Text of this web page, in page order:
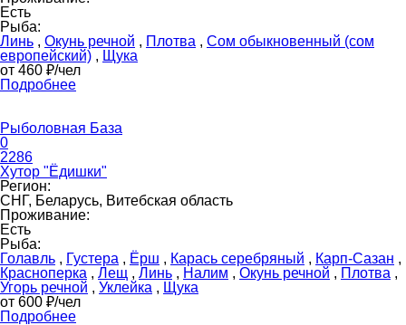
Есть
Рыба:
Линь , Окунь речной , Плотва , Сом обыкновенный (сом
европейский) , Щука
от 460 ₽/чел
Подробнее
Рыболовная База
0
2286
Хутор "Ёдишки"
Регион:
СНГ, Беларусь, Витебская область
Проживание:
Есть
Рыба:
Голавль , Густера , Ёрш , Карась серебряный , Карп-Сазан ,
Красноперка , Лещ , Линь , Налим , Окунь речной , Плотва ,
Угорь речной , Уклейка , Щука
от 600 ₽/чел
Подробнее